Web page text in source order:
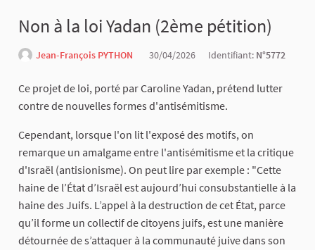
Non à la loi Yadan (2ème pétition)
Jean-François PYTHON 30/04/2026 Identifiant: N°5772
Ce projet de loi, porté par Caroline Yadan, prétend lutter
contre de nouvelles formes d'antisémitisme.
Cependant, lorsque l'on lit l'exposé des motifs, on
remarque un amalgame entre l'antisémitisme et la critique
d'Israël (antisionisme). On peut lire par exemple : "Cette
haine de l’État d’Israël est aujourd’hui consubstantielle à la
haine des Juifs. L’appel à la destruction de cet État, parce
qu’il forme un collectif de citoyens juifs, est une manière
détournée de s’attaquer à la communauté juive dans son